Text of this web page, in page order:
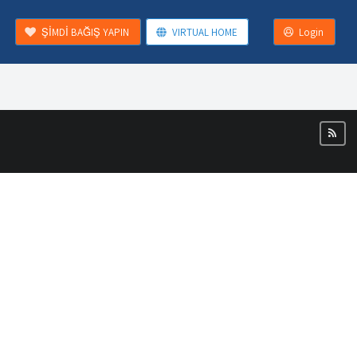
ŞİMDİ BAĞIŞ YAPIN VIRTUAL HOME Login